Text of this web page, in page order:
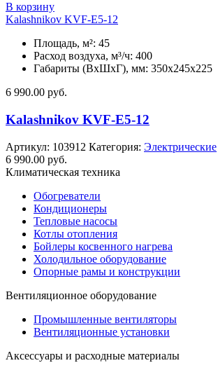
В корзину
Kalashnikov KVF-E5-12
Площадь, м²: 45
Расход воздуха, м³/ч: 400
Габариты (ВхШхГ), мм: 350x245x225
6 990.00 руб.
Kalashnikov KVF-E5-12
Артикул: 103912 Категория: Электрические
6 990.00 руб.
Климатическая техника
Обогреватели
Кондиционеры
Тепловые насосы
Котлы отопления
Бойлеры косвенного нагрева
Холодильное оборудование
Опорные рамы и конструкции
Вентиляционное оборудование
Промышленные вентиляторы
Вентиляционные установки
Аксессуары и расходные материалы